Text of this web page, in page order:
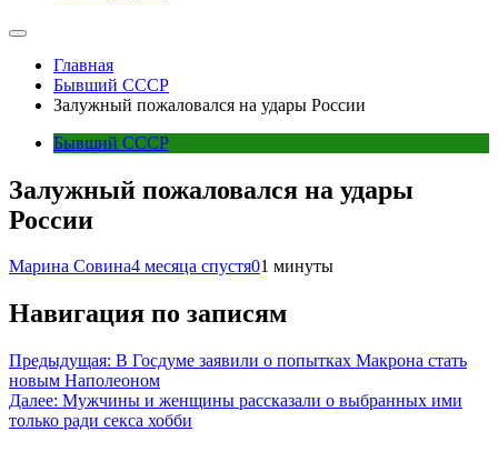
Главная
Бывший СССР
Залужный пожаловался на удары России
Бывший СССР
Залужный пожаловался на удары
России
Марина Совина4 месяца спустя01 минуты
Навигация по записям
Предыдущая: В Госдуме заявили о попытках Макрона стать
новым Наполеоном
Далее: Мужчины и женщины рассказали о выбранных ими
только ради секса хобби